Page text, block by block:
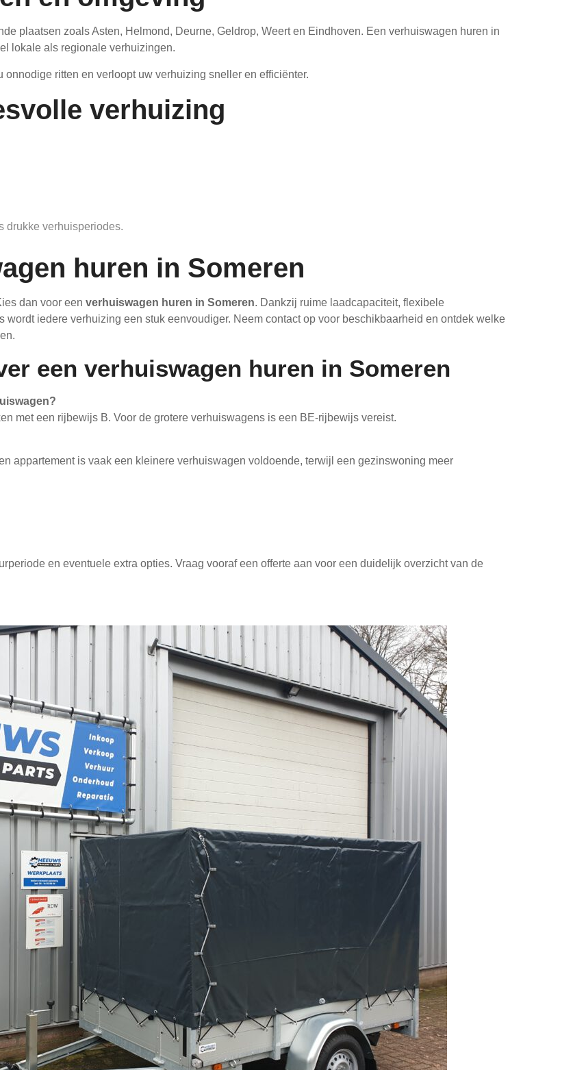
plaatsen zoals Asten, Helmond, Deurne, Geldrop, Weert en Eindhoven. Een verhuiswagen huren in
lokale als regionale verhuizingen.
ritten en verloopt uw verhuizing sneller en efficiënter.
verhuizing
drukke verhuisperiodes.
huren in Someren
dan voor een verhuiswagen huren in Someren. Dankzij ruime laadcapaciteit, flexibele
iedere verhuizing een stuk eenvoudiger. Neem contact op voor beschikbaarheid en ontdek welke
een verhuiswagen huren in Someren
met een rijbewijs B. Voor de grotere verhuiswagens is een BE-rijbewijs vereist.
appartement is vaak een kleinere verhuiswagen voldoende, terwijl een gezinswoning meer
en eventuele extra opties. Vraag vooraf een offerte aan voor een duidelijk overzicht van de